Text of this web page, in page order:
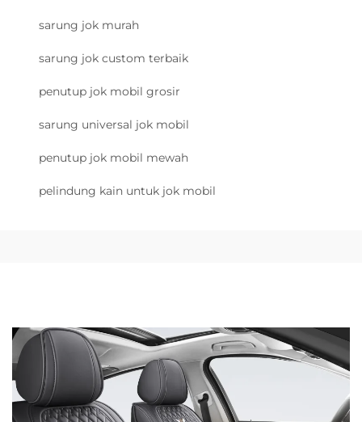
sarung jok murah
sarung jok custom terbaik
penutup jok mobil grosir
sarung universal jok mobil
penutup jok mobil mewah
pelindung kain untuk jok mobil